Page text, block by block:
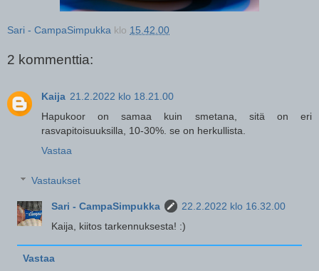
Sari - CampaSimpukka klo 15.42.00
2 kommenttia:
Kaija 21.2.2022 klo 18.21.00
Hapukoor on samaa kuin smetana, sitä on eri
rasvapitoisuuksilla, 10-30%. se on herkullista.
Vastaa
Vastaukset
Sari - CampaSimpukka
22.2.2022 klo 16.32.00
Kaija, kiitos tarkennuksesta! :)
Vastaa